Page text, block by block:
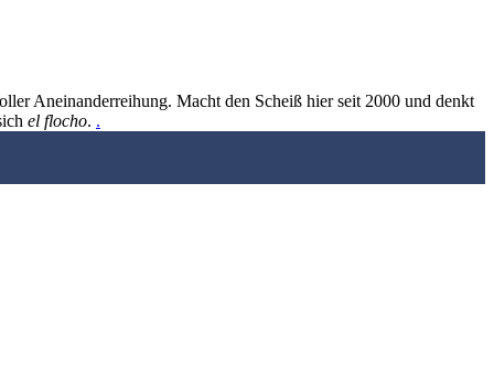
Aneinanderreihung. Macht den Scheiß hier seit 2000 und denkt
el flocho. .